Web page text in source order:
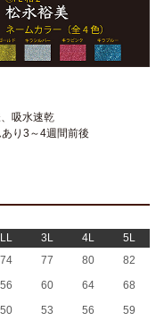
吸水速乾
り3～4週間前後
LL 3L 4L
5L
74 77 80
82
56 60 64
68
50 53 56
59